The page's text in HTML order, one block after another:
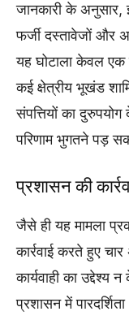
जानकारी के
फर्जी दस्तावेजों और
यह घोटाला केवल एक
कई क्षेत्रीय भूखंड
संपत्तियों का
परिणाम भुगतने पड़
प्रशासन की
जैसे ही यह मामला
कार्रवाई करते हुए
कार्यवाही का उद्देश्य
प्रशासन में